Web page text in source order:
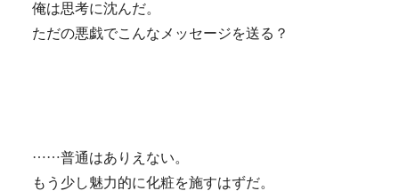
俺は思考に沈んだ。
ただの悪戯でこんなメッセージを送る？
……普通はありえない。
もう少し魅力的に化粧を施すはずだ。